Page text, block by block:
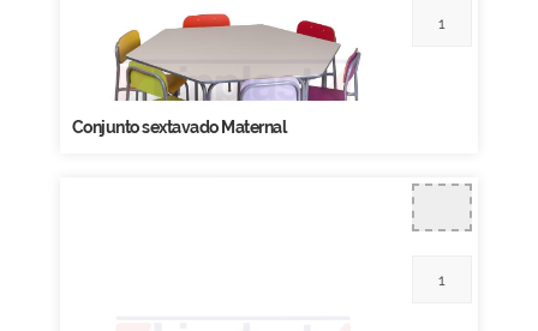
Conjunto sextavado Maternal